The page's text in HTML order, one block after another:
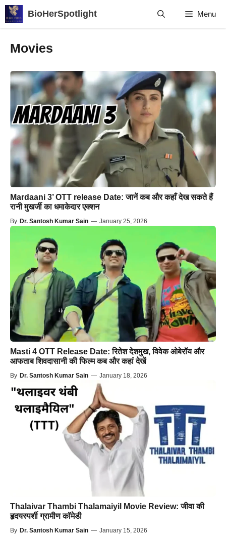
Skip
BioHerSpotlight Menu
Movies
Mardaani 3’ OTT release Date: जानें कब और कहाँ देख सकते हैं
रानी मुखर्जी का धमाकेदार एक्शन
By Dr. Santosh Kumar Sain — January 25, 2026
Masti 4 OTT Release Date: रितेश देशमुख, विवेक ओबेरॉय और
आफताब शिवदासानी की फिल्म कब और कहां देखें
By Dr. Santosh Kumar Sain — January 18, 2026
Thalaivar Thambi Thalamaiyil Movie Review: जीवा की
हृदयस्पर्शी ग्रामीण कॉमेडी
By Dr. Santosh Kumar Sain — January 15, 2026